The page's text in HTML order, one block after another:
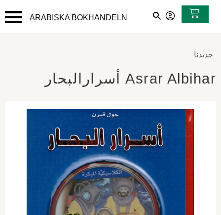
القائمة
ARABISKA BOKHANDELN
جديدنا
Asrar Albihar أسرارالبحار